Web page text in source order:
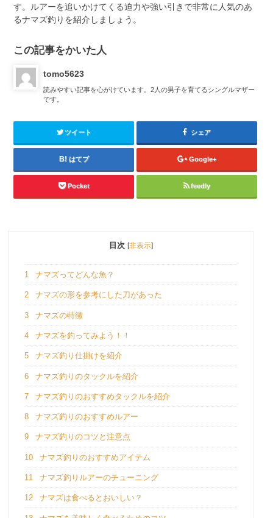
す。ルアーを追いかけてくる迫力や強い引きで非常に人気のあ
るナマズ釣りを紹介しましょう。
この記事をかいた人
tomo5623
読みやすい記事を心がけています。2人の男子を育てるシングルマザー
です。
ツイート シェア
はてブ Google+
Pocket feedly
目次 [非表示]
1 ナマズってどんな魚？
2 ナマズの形を参考にした刀があった
3 ナマズの特徴
4 ナマズを釣ってみよう！！
5 ナマズ釣り仕掛けを紹介
6 ナマズ釣りのタックルを紹介
7 ナマズ釣りのおすすめタックルを紹介
8 ナマズ釣りのおすすめルアー
9 ナマズ釣りのコツと注意点
10 ナマズ釣りのおすすめアイテム
11 ナマズ釣りルアーのチューニング
12 ナマズは食べるとおいしい？